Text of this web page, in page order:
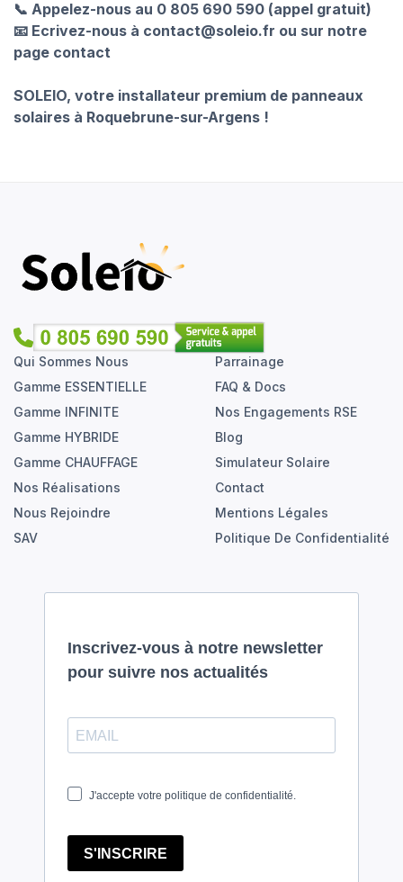
📞 Appelez-nous au 0 805 690 590 (appel gratuit)
📧 Ecrivez-nous à contact@soleio.fr ou sur notre
page contact
SOLEIO, votre installateur premium de panneaux
solaires à Roquebrune-sur-Argens !
Qui Sommes Nous
Gamme ESSENTIELLE
Gamme INFINITE
Gamme HYBRIDE
Gamme CHAUFFAGE
Nos Réalisations
Nous Rejoindre
SAV
Parrainage
FAQ & Docs
Nos Engagements RSE
Blog
Simulateur Solaire
Contact
Mentions Légales
Politique De Confidentialité